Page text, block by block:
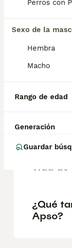
Perros con
Sexo de la
Hembra
Macho
Rango de edad
Generación
Guardar
¿Cómo
¿Cuál
vida de
¿Qué
Apso?